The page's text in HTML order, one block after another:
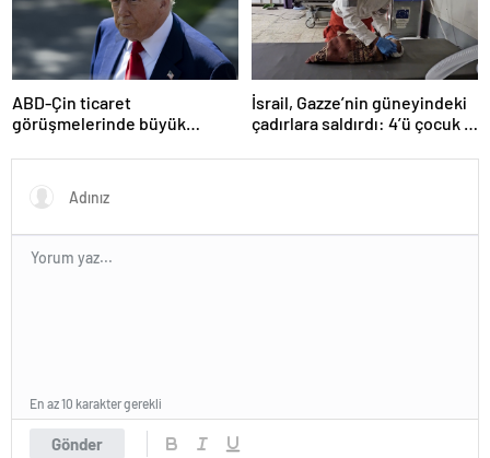
ABD-Çin ticaret
görüşmelerinde büyük
İsrail, Gazze’nin güneyindeki
çadırlara saldırdı: 4’ü çocuk 8
Gönder
En az 10 karakter gerekli